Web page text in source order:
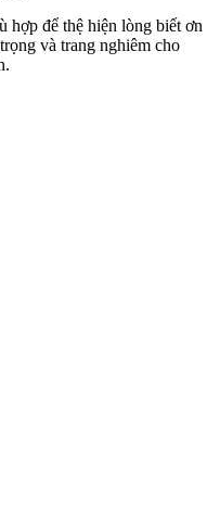
hợp để thệ hiện lòng biết ơn
và trang nghiêm cho